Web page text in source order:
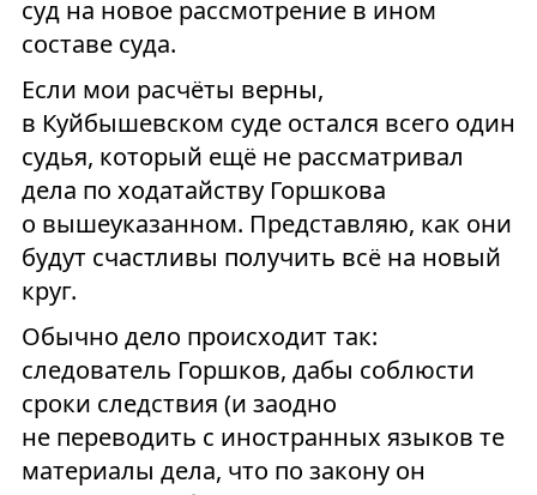
суд на новое рассмотрение в ином
составе суда.
Если мои расчёты верны,
в Куйбышевском суде остался всего один
судья, который ещё не рассматривал
дела по ходатайству Горшкова
о вышеуказанном. Представляю, как они
будут счастливы получить всё на новый
круг.
Обычно дело происходит так:
следователь Горшков, дабы соблюсти
сроки следствия (и заодно
не переводить с иностранных языков те
материалы дела, что по закону он